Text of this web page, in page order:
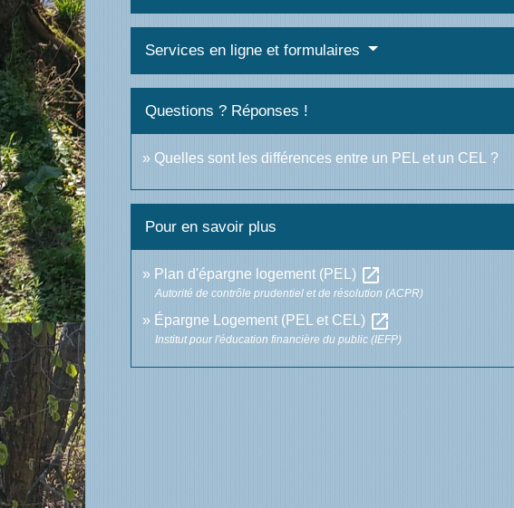
Services en ligne et formulaires
Questions ? Réponses !
Quelles sont les différences entre un PEL et un CEL ?
Pour en savoir plus
Plan d'épargne logement (PEL) open_in_new
Autorité de contrôle prudentiel et de résolution (ACPR)
Épargne Logement (PEL et CEL) open_in_new
Institut pour l'éducation financière du public (IEFP)